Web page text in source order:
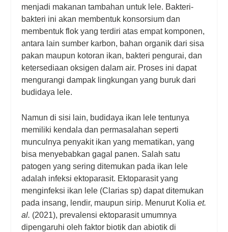
menjadi makanan tambahan untuk lele. Bakteri-
bakteri ini akan membentuk konsorsium dan
membentuk flok yang terdiri atas empat komponen,
antara lain sumber karbon, bahan organik dari sisa
pakan maupun kotoran ikan, bakteri pengurai, dan
ketersediaan oksigen dalam air. Proses ini dapat
mengurangi dampak lingkungan yang buruk dari
budidaya lele.
Namun di sisi lain, budidaya ikan lele tentunya
memiliki kendala dan permasalahan seperti
munculnya penyakit ikan yang mematikan, yang
bisa menyebabkan gagal panen. Salah satu
patogen yang sering ditemukan pada ikan lele
adalah infeksi ektoparasit. Ektoparasit yang
menginfeksi ikan lele (Clarias sp) dapat ditemukan
pada insang, lendir, maupun sirip. Menurut Koliaet.
al. (2021), prevalensi ektoparasit umumnya
dipengaruhi oleh faktor biotik dan abiotik di